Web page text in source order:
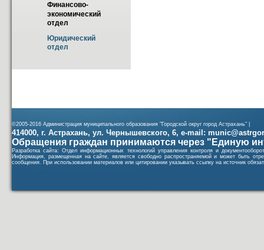
Финансово-
экономический
отдел
Юридический
отдел
©2005-2016 Администрация муниципального образования "Городской округ город Астрахань" |
414000, г. Астрахань, ул. Чернышевского, 6, e-mail:
Обращения граждан принимаются через "Единую
Разработка сайта: Отдел информационных технологий управления контроля и
Информация, размещенная на сайте, является свободно распространяемой и может быть
сообщения. При использовании материалов или цитировании указывать ссылку на источник